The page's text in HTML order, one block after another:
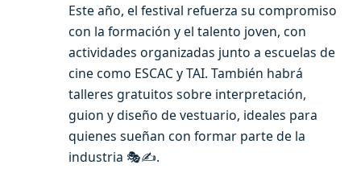
Este año, el festival refuerza su compromiso
con la formación y el talento joven, con
actividades organizadas junto a escuelas de
cine como ESCAC y TAI. También habrá
talleres gratuitos sobre interpretación,
guion y diseño de vestuario, ideales para
quienes sueñan con formar parte de la
industria 🎭✍️.